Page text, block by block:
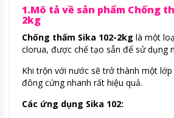
1.Mô tả về sản phẩm Chống
2kg
Chống thấm Sika 102-2kg là một
clorua, được chế tạo sẵn để sử dụng
Khi trộn với nước sẽ trở thành một
đông cứng nhanh rất hiệu quả.
Các ứng dụng Sika 102: